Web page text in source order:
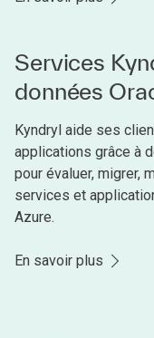
Services
données
Kyndryl aide ses
applications grâce à
pour évaluer, migrer,
services et
Azure.
En savoir plus